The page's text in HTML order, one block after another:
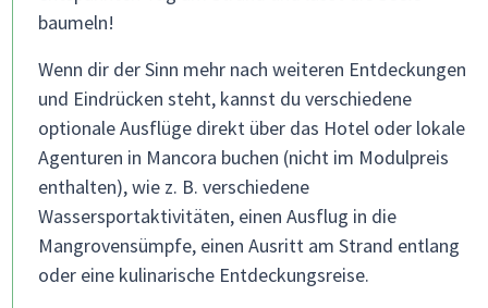
baumeln!
Wenn dir der Sinn mehr nach weiteren Entdeckungen
und Eindrücken steht, kannst du verschiedene
optionale Ausflüge direkt über das Hotel oder lokale
Agenturen in Mancora buchen (nicht im Modulpreis
enthalten), wie z. B. verschiedene
Wassersportaktivitäten, einen Ausflug in die
Mangrovensümpfe, einen Ausritt am Strand entlang
oder eine kulinarische Entdeckungsreise.